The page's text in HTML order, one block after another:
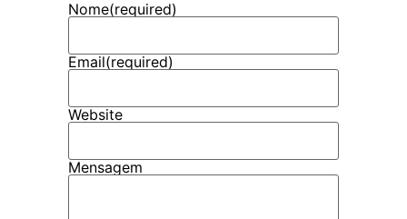
Nome(required)
Email(required)
Website
Mensagem